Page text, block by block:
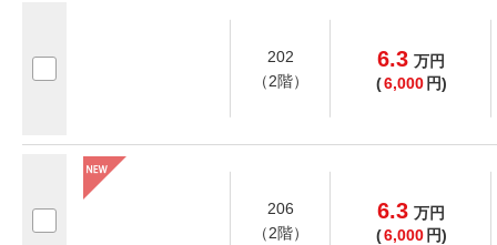
202
（2階）
6.3 万円
(6,000 円)
206
（2階）
6.3 万円
(6,000 円)